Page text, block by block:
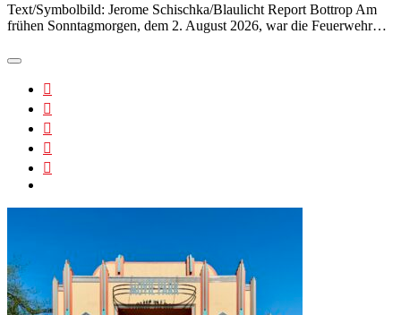
Text/Symbolbild: Jerome Schischka/Blaulicht Report Bottrop Am
frühen Sonntagmorgen, dem 2. August 2026, war die Feuerwehr…